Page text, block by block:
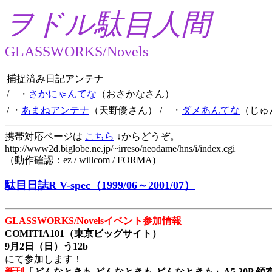
ヲドル駄目人間
GLASSWORKS/Novels
捕捉済み日記アンテナ
/ ・ さかにゃんてな （おさかなさん）
/ ・ あまねアンテナ （天野優さん） / ・ ダメあんてな （じ
携帯対応ページは こちら ↓からどうぞ。
http://www2d.biglobe.ne.jp/~irreso/neodame/hns/i/index.cgi
（動作確認：ez / willcom / FORMA)
駄目日誌R V-spec（1999/06～2001/07）
GLASSWORKS/Novelsイベント参加情報
COMITIA101（東京ビッグサイト）
9月2日（日）う12b
にて参加します！